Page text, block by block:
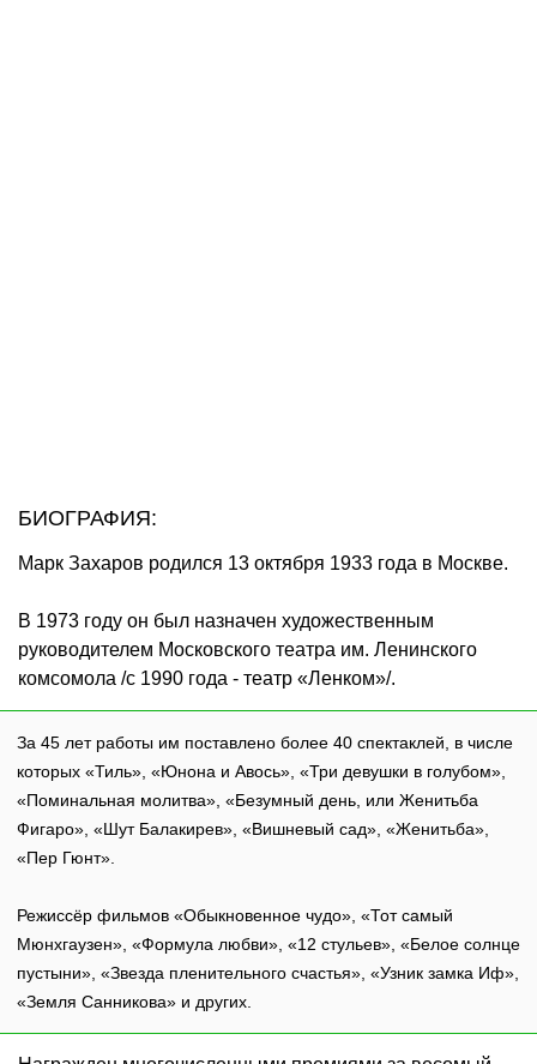
БИОГРАФИЯ:
Марк Захаров родился 13 октября 1933 года в Москве.
В 1973 году он был назначен художественным
руководителем Московского театра им. Ленинского
комсомола /с 1990 года - театр «Ленком»/.
За 45 лет работы им поставлено более 40 спектаклей, в числе
которых «Тиль», «Юнона и Авось», «Три девушки в голубом»,
«Поминальная молитва», «Безумный день, или Женитьба
Фигаро», «Шут Балакирев», «Вишневый сад», «Женитьба»,
«Пер Гюнт».
Режиссёр фильмов «Обыкновенное чудо», «Тот самый
Мюнхгаузен», «Формула любви», «12 стульев», «Белое солнце
пустыни», «Звезда пленительного счастья», «Узник замка Иф»,
«Земля Санникова» и других.